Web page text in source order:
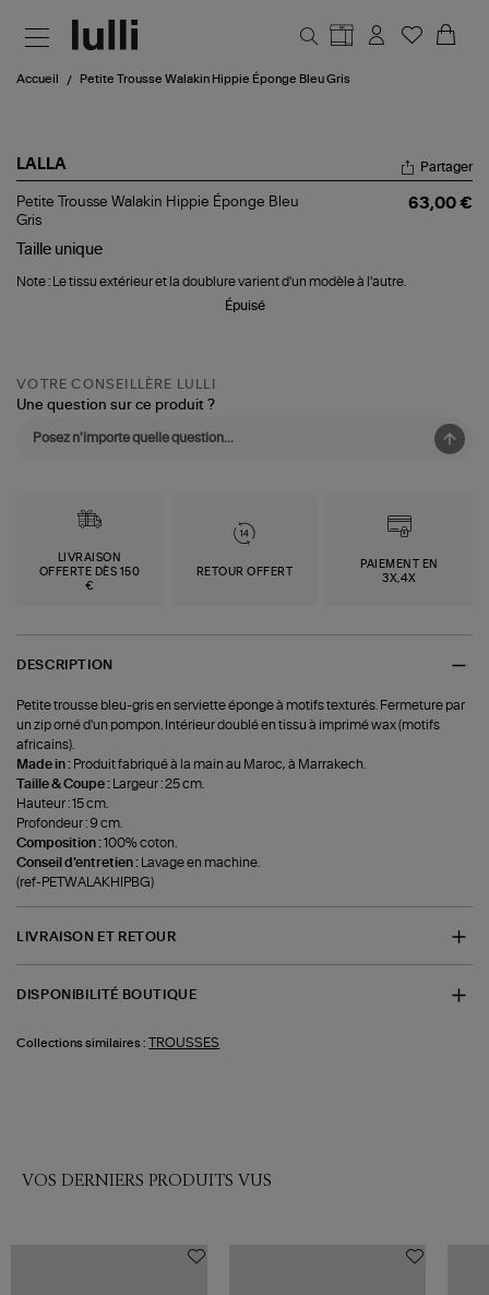
Accueil Petite Trousse Walakin Hippie Éponge Bleu Gris
LALLA
Petite
Trousse
Hippie
Bleu
Partager
Petite Trousse Walakin Hippie Éponge Bleu
Gris
63,00 €
Taille unique
Note : Le tissu extérieur et la doublure varient d'un modèle à l'autre.
Épuisé
VOTRE CONSEILLÈRE LULLI
Une question sur ce produit ?
LIVRAISON
OFFERTE DÈS 150
€
RETOUR OFFERT
PAIEMENT EN
3X,4X
DESCRIPTION
Petite trousse bleu-gris en serviette éponge à motifs texturés. Fermeture par
un zip orné d'un pompon. Intérieur doublé en tissu à imprimé wax (motifs
africains).
Made in : Produit fabriqué à la main au Maroc, à Marrakech.
Taille & Coupe :
Largeur : 25 cm.
Hauteur : 15 cm.
Profondeur : 9 cm.
Composition :100% coton.
Conseil d'entretien :
Lavage en machine.
(ref-PETWALAKHIPBG)
LIVRAISON ET RETOUR
DISPONIBILITÉ BOUTIQUE
Collections similaires : TROUSSES
VOS DERNIERS PRODUITS VUS